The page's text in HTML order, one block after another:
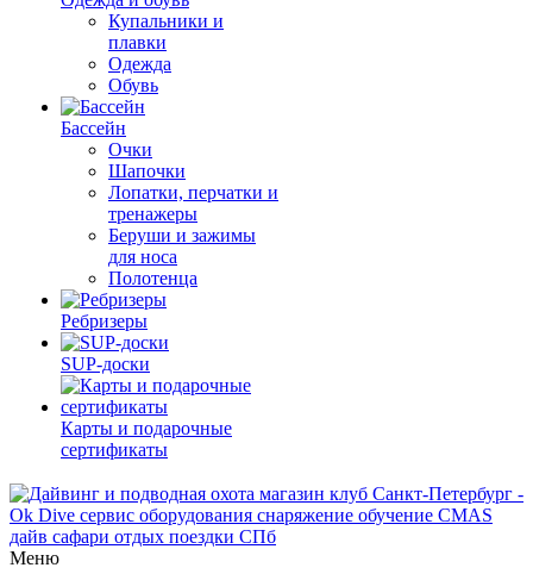
Купальники и
плавки
Одежда
Обувь
Бассейн
Очки
Шапочки
Лопатки, перчатки и
тренажеры
Беруши и зажимы
для носа
Полотенца
Ребризеры
SUP-доски
Карты и подарочные
сертификаты
Меню